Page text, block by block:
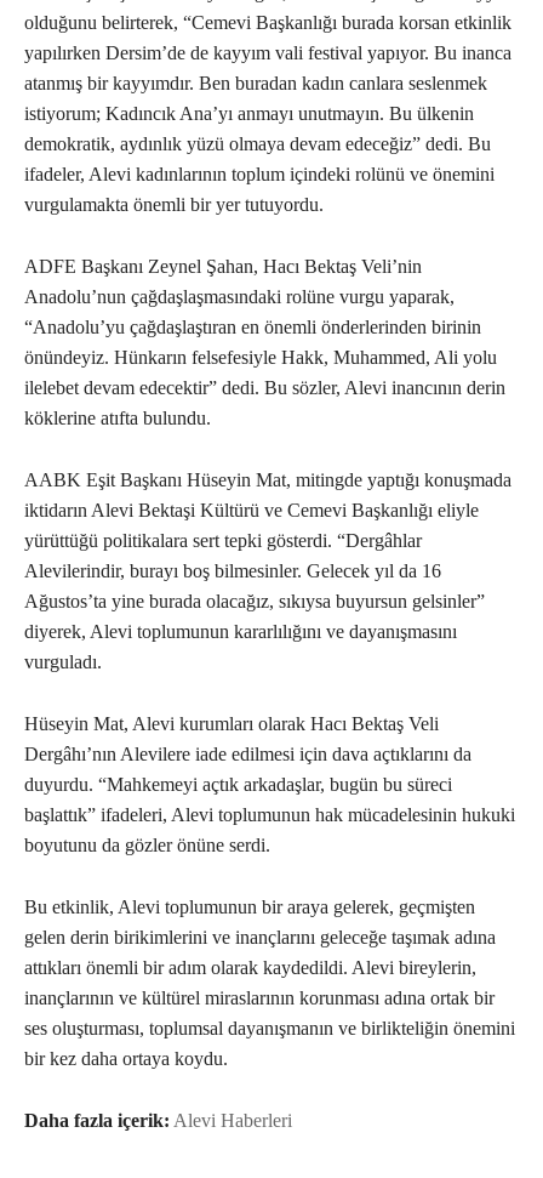
olduğunu belirterek, “Cemevi Başkanlığı burada korsan etkinlik
yapılırken Dersim’de de kayyım vali festival yapıyor. Bu inanca
atanmış bir kayyımdır. Ben buradan kadın canlara seslenmek
istiyorum; Kadıncık Ana’yı anmayı unutmayın. Bu ülkenin
demokratik, aydınlık yüzü olmaya devam edeceğiz” dedi. Bu
ifadeler, Alevi kadınlarının toplum içindeki rolünü ve önemini
vurgulamakta önemli bir yer tutuyordu.
ADFE Başkanı Zeynel Şahan, Hacı Bektaş Veli’nin
Anadolu’nun çağdaşlaşmasındaki rolüne vurgu yaparak,
“Anadolu’yu çağdaşlaştıran en önemli önderlerinden birinin
önündeyiz. Hünkarın felsefesiyle Hakk, Muhammed, Ali yolu
ilelebet devam edecektir” dedi. Bu sözler, Alevi inancının derin
köklerine atıfta bulundu.
AABK Eşit Başkanı Hüseyin Mat, mitingde yaptığı konuşmada
iktidarın Alevi Bektaşi Kültürü ve Cemevi Başkanlığı eliyle
yürüttüğü politikalara sert tepki gösterdi. “Dergâhlar
Alevilerindir, burayı boş bilmesinler. Gelecek yıl da 16
Ağustos’ta yine burada olacağız, sıkıysa buyursun gelsinler”
diyerek, Alevi toplumunun kararlılığını ve dayanışmasını
vurguladı.
Hüseyin Mat, Alevi kurumları olarak Hacı Bektaş Veli
Dergâhı’nın Alevilere iade edilmesi için dava açtıklarını da
duyurdu. “Mahkemeyi açtık arkadaşlar, bugün bu süreci
başlattık” ifadeleri, Alevi toplumunun hak mücadelesinin hukuki
boyutunu da gözler önüne serdi.
Bu etkinlik, Alevi toplumunun bir araya gelerek, geçmişten
gelen derin birikimlerini ve inançlarını geleceğe taşımak adına
attıkları önemli bir adım olarak kaydedildi. Alevi bireylerin,
inançlarının ve kültürel miraslarının korunması adına ortak bir
ses oluşturması, toplumsal dayanışmanın ve birlikteliğin önemini
bir kez daha ortaya koydu.
Daha fazla içerik: Alevi Haberleri